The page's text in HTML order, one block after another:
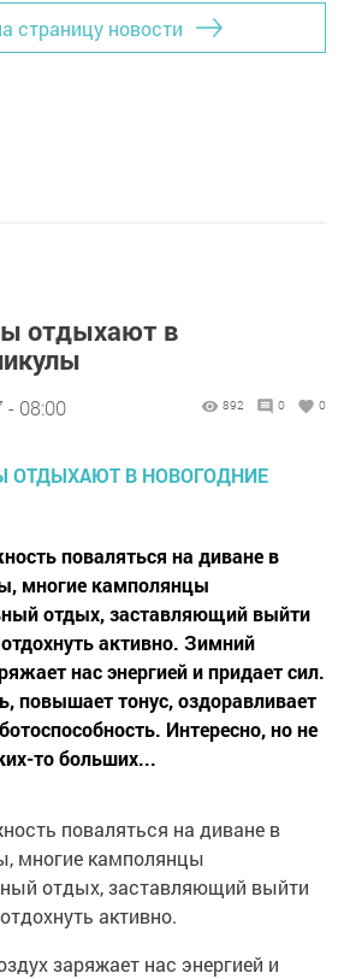
страницу новости
отдыхают в
- 08:00 892 0 0
поваляться на диване в
многие камполянцы
отдых, заставляющий выйти
активно. Зимний
нас энергией и придает сил.
повышает тонус, оздоравливает
Интересно, но не
то больших...
поваляться на диване в
многие камполянцы
отдых, заставляющий выйти
активно.
заряжает нас энергией и